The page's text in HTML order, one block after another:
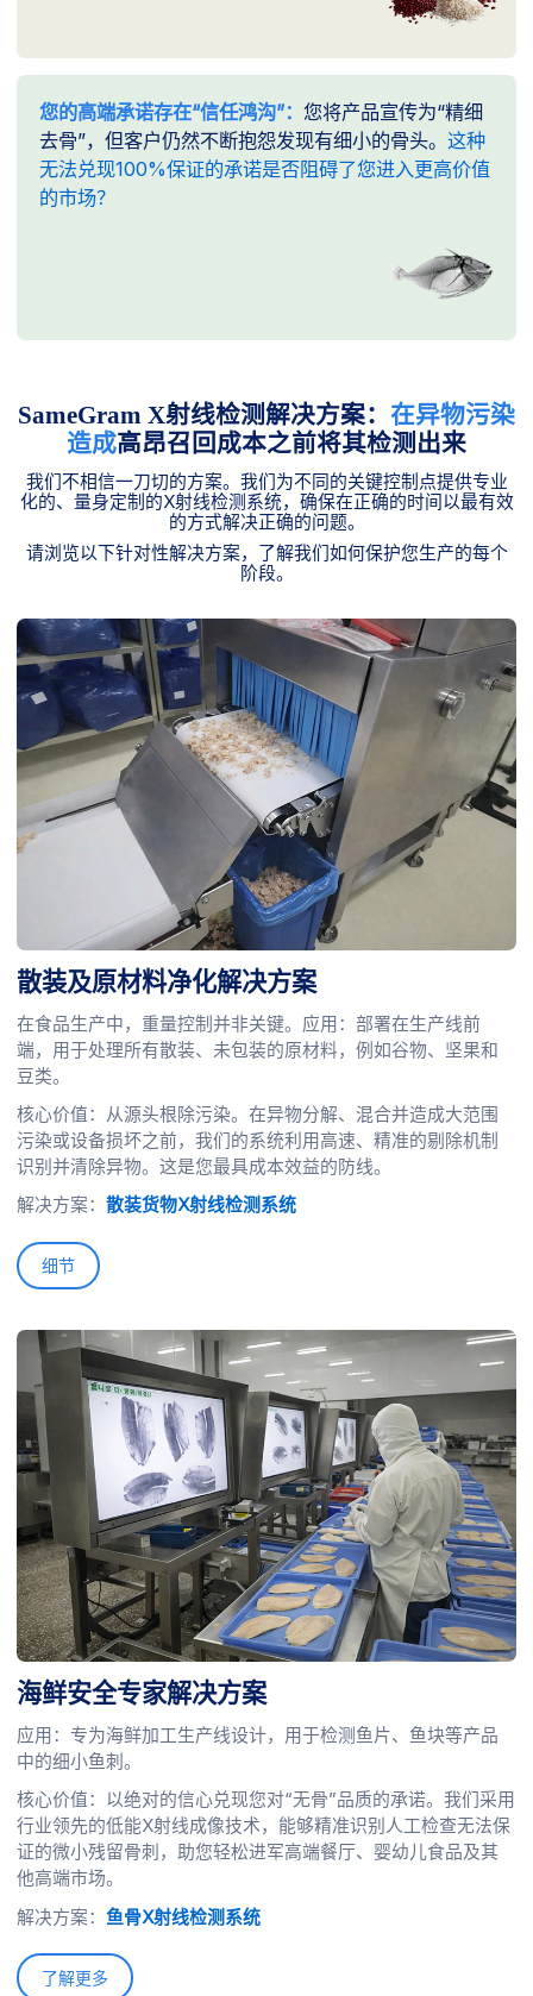
您的高端承诺存在“信任鸿沟”：您将产品宣传为“精细
去骨”，但客户仍然不断抱怨发现有细小的骨头。这种
无法兑现100%保证的承诺是否阻碍了您进入更高价值
的市场？
SameGram X射线检测解决方案： 在异物污染
造成高昂召回成本之前将其检测出来
我们不相信一刀切的方案。我们为不同的关键控制点提供专业
化的、量身定制的X射线检测系统，确保在正确的时间以最有效
的方式解决正确的问题。
请浏览以下针对性解决方案，了解我们如何保护您生产的每个
阶段。
散装及原材料净化解决方案
在食品生产中，重量控制并非关键。应用：部署在生产线前
端，用于处理所有散装、未包装的原材料，例如谷物、坚果和
豆类。
核心价值：从源头根除污染。在异物分解、混合并造成大范围
污染或设备损坏之前，我们的系统利用高速、精准的剔除机制
识别并清除异物。这是您最具成本效益的防线。
解决方案：散装货物X射线检测系统
细节
海鲜安全专家解决方案
应用：专为海鲜加工生产线设计，用于检测鱼片、鱼块等产品
中的细小鱼刺。
核心价值：以绝对的信心兑现您对“无骨”品质的承诺。我们采用
行业领先的低能X射线成像技术，能够精准识别人工检查无法保
证的微小残留骨刺，助您轻松进军高端餐厅、婴幼儿食品及其
他高端市场。
解决方案：鱼骨X射线检测系统
了解更多